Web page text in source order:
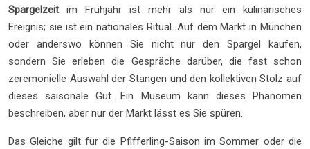
Spargelzeitim Frühjahr ist mehr als nur ein kulinarisches
Ereignis; sie ist ein nationales Ritual. Auf dem Markt in München
oder anderswo können Sie nicht nur den Spargel kaufen,
sondern Sie erleben die Gespräche darüber, die fast schon
zeremonielle Auswahl der Stangen und den kollektiven Stolz auf
dieses saisonale Gut. Ein Museum kann dieses Phänomen
beschreiben, aber nur der Markt lässt es Sie spüren.
Das Gleiche gilt für die Pfifferling-Saison im Sommer oder die